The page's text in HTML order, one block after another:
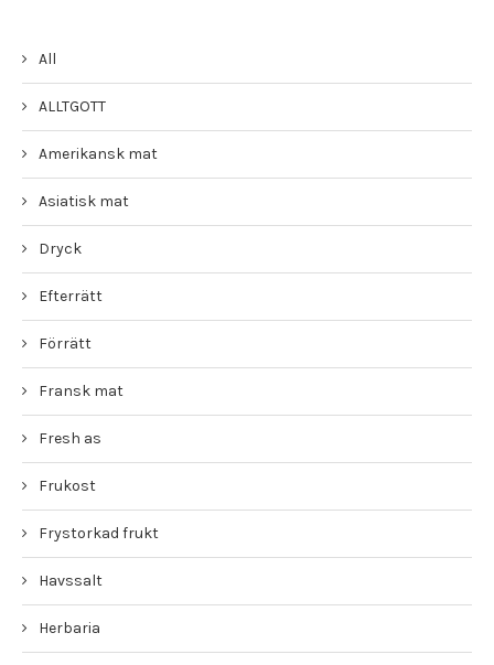
All
ALLTGOTT
Amerikansk mat
Asiatisk mat
Dryck
Efterrätt
Förrätt
Fransk mat
Fresh as
Frukost
Frystorkad frukt
Havssalt
Herbaria